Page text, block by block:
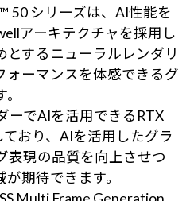
50 シリーズは、AI性能を
アーキテクチャを採用し
とするニューラルレンダリ
ォーマンスを体感できるグ
ーでAIを活用できるRTX
おり、AIを活用したグラ
表現の品質を向上させつ
期待できます。